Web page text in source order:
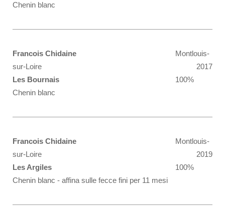
Chenin blanc
Francois Chidaine
Montlouis-
sur-Loire
2017
Les Bournais
100%
Chenin blanc
Francois Chidaine
Montlouis-
sur-Loire
2019
Les Argiles
100%
Chenin blanc - affina sulle fecce fini per 11 mesi